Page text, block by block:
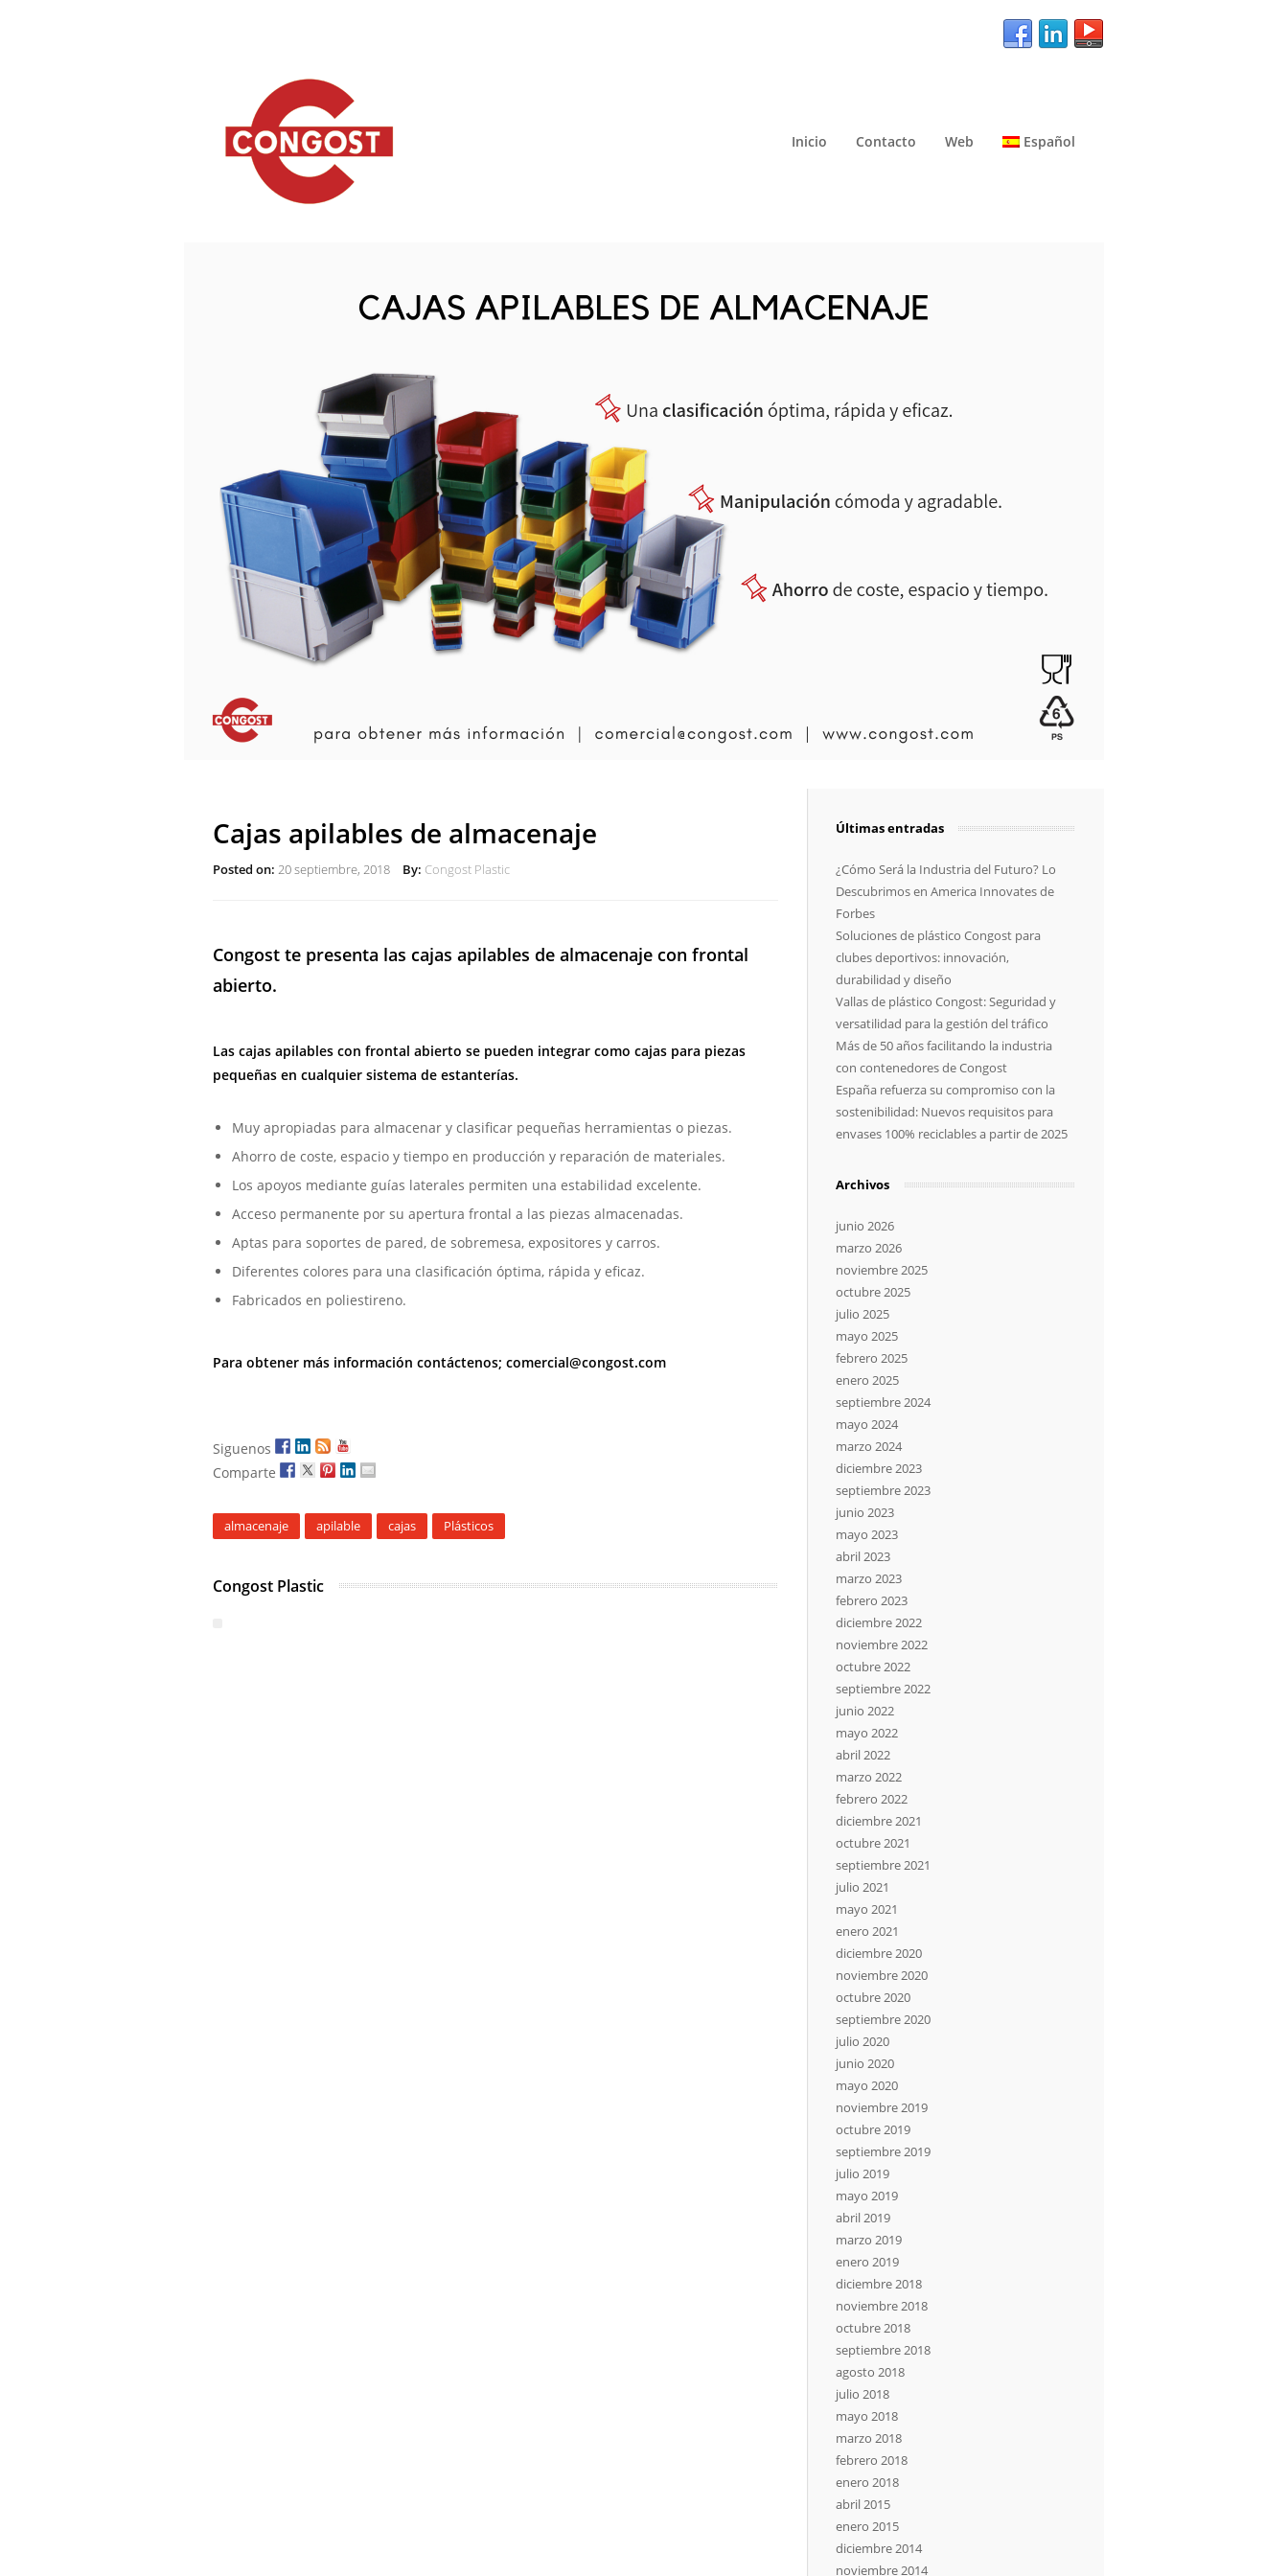
Inicio Contacto Web Español
Cajas apilables de almacenaje
Posted on: 20 septiembre, 2018 By: Congost Plastic
Congost te presenta las cajas apilables de almacenaje con frontal
abierto.
Las cajas apilables con frontal abierto se pueden integrar como cajas para piezas
pequeñas en cualquier sistema de estanterías.
Muy apropiadas para almacenar y clasificar pequeñas herramientas o piezas.
Ahorro de coste, espacio y tiempo en producción y reparación de materiales.
Los apoyos mediante guías laterales permiten una estabilidad excelente.
Acceso permanente por su apertura frontal a las piezas almacenadas.
Aptas para soportes de pared, de sobremesa, expositores y carros.
Diferentes colores para una clasificación óptima, rápida y eficaz.
Fabricados en poliestireno.
Para obtener más información contáctenos; comercial@congost.com
Siguenos
Comparte
almacenaje apilable cajas Plásticos
Congost Plastic
Últimas entradas
¿Cómo Será la Industria del Futuro? Lo
Descubrimos en America Innovates de
Forbes
Soluciones de plástico Congost para
clubes deportivos: innovación,
durabilidad y diseño
Vallas de plástico Congost: Seguridad y
versatilidad para la gestión del tráfico
Más de 50 años facilitando la industria
con contenedores de Congost
España refuerza su compromiso con la
sostenibilidad: Nuevos requisitos para
envases 100% reciclables a partir de 2025
Archivos
junio 2026
marzo 2026
noviembre 2025
octubre 2025
julio 2025
mayo 2025
febrero 2025
enero 2025
septiembre 2024
mayo 2024
marzo 2024
diciembre 2023
septiembre 2023
junio 2023
mayo 2023
abril 2023
marzo 2023
febrero 2023
diciembre 2022
noviembre 2022
octubre 2022
septiembre 2022
junio 2022
mayo 2022
abril 2022
marzo 2022
febrero 2022
diciembre 2021
octubre 2021
septiembre 2021
julio 2021
mayo 2021
enero 2021
diciembre 2020
noviembre 2020
octubre 2020
septiembre 2020
julio 2020
junio 2020
mayo 2020
noviembre 2019
octubre 2019
septiembre 2019
julio 2019
mayo 2019
abril 2019
marzo 2019
enero 2019
diciembre 2018
noviembre 2018
octubre 2018
septiembre 2018
agosto 2018
julio 2018
mayo 2018
marzo 2018
febrero 2018
enero 2018
abril 2015
enero 2015
diciembre 2014
noviembre 2014